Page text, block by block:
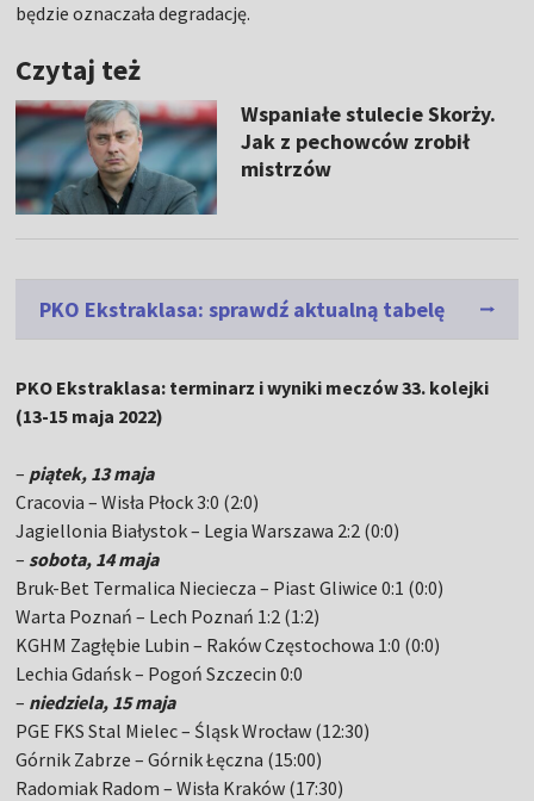
będzie oznaczała degradację.
Czytaj też
Wspaniałe stulecie Skorży.
Jak z pechowców zrobił
mistrzów
PKO Ekstraklasa: sprawdź aktualną tabelę
PKO Ekstraklasa: terminarz i wyniki meczów 33. kolejki
(13-15 maja 2022)
– piątek, 13 maja
Cracovia – Wisła Płock 3:0 (2:0)
Jagiellonia Białystok – Legia Warszawa 2:2 (0:0)
– sobota, 14 maja
Bruk-Bet Termalica Nieciecza – Piast Gliwice 0:1 (0:0)
Warta Poznań – Lech Poznań 1:2 (1:2)
KGHM Zagłębie Lubin – Raków Częstochowa 1:0 (0:0)
Lechia Gdańsk – Pogoń Szczecin 0:0
– niedziela, 15 maja
PGE FKS Stal Mielec – Śląsk Wrocław (12:30)
Górnik Zabrze – Górnik Łęczna (15:00)
Radomiak Radom – Wisła Kraków (17:30)